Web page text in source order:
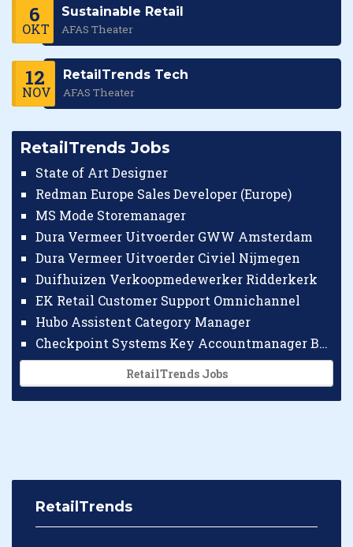
6
OKT
Sustainable Retail
AFAS Theater
12
NOV
RetailTrends Tech
AFAS Theater
RetailTrends Jobs
State of Art Designer
Redman Europe Sales Developer (Europe)
MS Mode Storemanager
Dura Vermeer Uitvoerder GWW Amsterdam
Dura Vermeer Uitvoerder Civiel Nijmegen
Duifhuizen Verkoopmedewerker Ridderkerk
EK Retail Customer Support Omnichannel
Hubo Assistent Category Manager
Checkpoint Systems Key Accountmanager Benelux
RetailTrends Jobs
RetailTrends